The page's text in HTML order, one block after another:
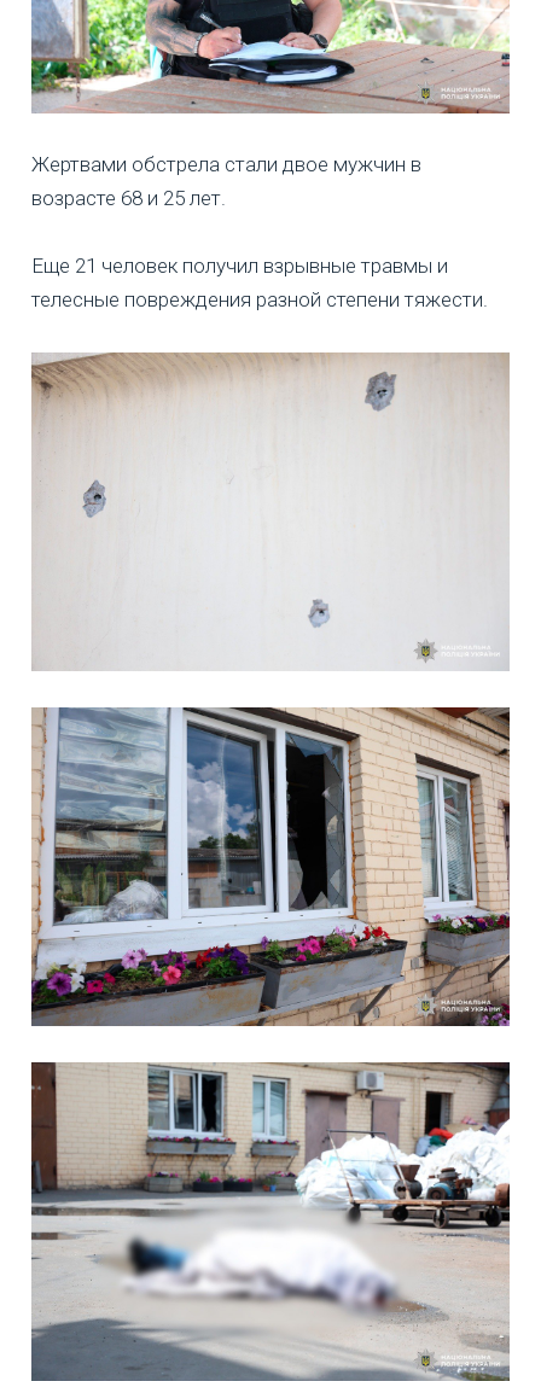
Жертвами обстрела стали двое мужчин в
возрасте 68 и 25 лет.
Еще 21 человек получил взрывные травмы и
телесные повреждения разной степени тяжести.